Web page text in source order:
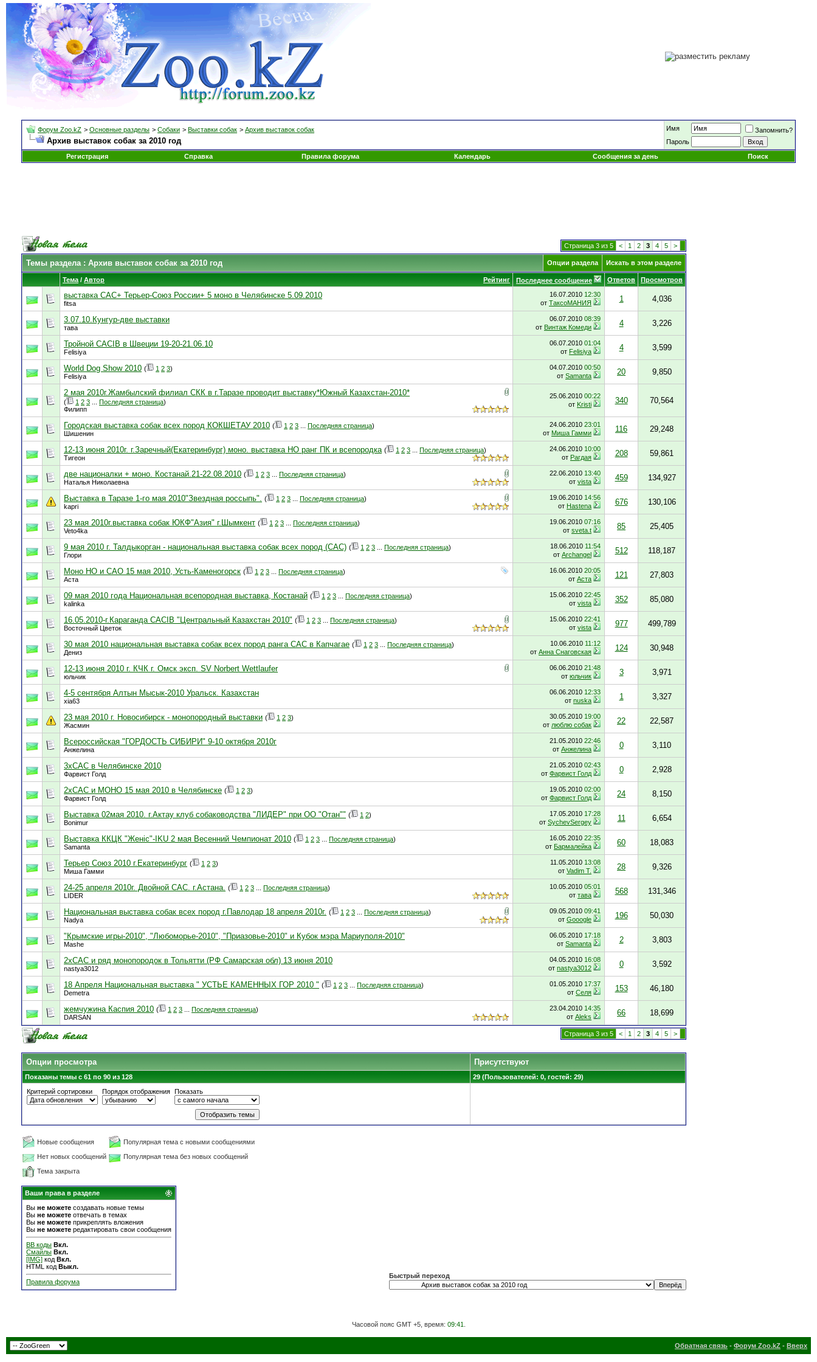
Форум Zoo.kZ > Основные разделы > Собаки > Выставки собак > Архив выставок собак
Архив выставок собак за 2010 год
Имя
Запомнить?
Пароль
Регистрация
Справка Правила форума Календарь Сообщения за день Поиск
Страница 3 из 5 < 1 2 3 4 5 >
Темы раздела: Архив выставок собак за 2010 год Опции раздела Искать в этом разделе
Рейтинг
Тема / Автор Последнее сообщение Ответов Просмотров
выставка САС+ Терьер-Союз России+ 5 моно в Челябинске 5.09.2010
fitsa
16.07.2010 12:30
от ТаксоМАНИЯ 1 4,036
3.07.10.Кунгур-две выставки
тава
06.07.2010 08:39
от Винтаж Комеди 4 3,226
Тройной CACIB в Швеции 19-20-21.06.10
Felisiya
06.07.2010 01:04
от Felisiya 4 3,599
World Dog Show 2010 ( 1 2 3)
Felisiya
04.07.2010 00:50
от Samanta 20 9,850
2 мая 2010г.Жамбылский филиал СКК в г.Таразе проводит выставку*Южный Казахстан-2010*
( 1 2 3 Последняя страница)
Филипп
25.06.2010 00:22
от Kristi 340 70,564
Городская выставка собак всех пород КОКШЕТАУ 2010 ( 1 2 3 Последняя страница)
Шишенин
24.06.2010 23:01
от Миша Гамми 116 29,248
12-13 июня 2010г. г.Заречный(Екатеринбург) моно. выставка НО ранг ПК и всепородка ( 1 2 3 Последняя страница)
Тигеон
24.06.2010 10:00
от Рагдая 208 59,861
две националки + моно. Костанай.21-22.08.2010 ( 1 2 3 Последняя страница)
Наталья Николаевна
22.06.2010 13:40
от vista 459 134,927
Выставка в Таразе 1-го мая 2010"Звездная россыпь". ( 1 2 3 Последняя страница)
kapri
19.06.2010 14:56
от Hastena 676 130,106
23 мая 2010г.выставка собак ЮКФ"Азия" г.Шымкент ( 1 2 3 Последняя страница)
Veto4ka
19.06.2010 07:16
от sveta.t 85 25,405
9 мая 2010 г. Талдыкорган - национальная выставка собак всех пород (САС) ( 1 2 3 Последняя страница)
Глори
18.06.2010 11:54
от Archangel 512 118,187
Моно НО и САО 15 мая 2010, Усть-Каменогорск ( 1 2 3 Последняя страница)
Аста
16.06.2010 20:05
от Аста 121 27,803
09 мая 2010 года Национальная всепородная выставка, Костанай ( 1 2 3 Последняя страница)
kalinka
15.06.2010 22:45
от vista 352 85,080
16.05.2010-г.Караганда CACIB "Центральный Казахстан 2010" ( 1 2 3 Последняя страница)
Восточный Цветок
15.06.2010 22:41
от vista 977 499,789
30 мая 2010 национальная выставка собак всех пород ранга САС в Капчагае ( 1 2 3 Последняя страница)
Дениз
10.06.2010 11:12
от Анна Снаговская 124 30,948
12-13 июня 2010 г. КЧК г. Омск эксп. SV Norbert Wettlaufer
юльчик
06.06.2010 21:48
от юльчик 3 3,971
4-5 сентября Алтын Мысык-2010 Уральск. Казахстан
xia63
06.06.2010 12:33
от nuska 1 3,327
23 мая 2010 г. Новосибирск - монопородный выставки ( 1 2 3)
Жасмин
30.05.2010 19:00
от люблю собак 22 22,587
Всероссийская "ГОРДОСТЬ СИБИРИ" 9-10 октября 2010г
Анжелина
21.05.2010 22:46
от Анжелина 0 3,110
3хСАС в Челябинске 2010
Фарвист Голд
21.05.2010 02:43
от Фарвист Голд 0 2,928
2хСАС и МОНО 15 мая 2010 в Челябинске ( 1 2 3)
Фарвист Голд
19.05.2010 02:00
от Фарвист Голд 24 8,150
Выставка 02мая 2010. г.Актау клуб собаководства "ЛИДЕР" при ОО "Отан"" ( 1 2)
Bonimur
17.05.2010 17:28
от SychevSergey 11 6,654
Выставка ККЦК "Женiс"-IKU 2 мая Весенний Чемпионат 2010 ( 1 2 3 Последняя страница)
Samanta
16.05.2010 22:35
от Бармалейка 60 18,083
Терьер Союз 2010 г.Екатеринбург ( 1 2 3)
Миша Гамми
11.05.2010 13:08
от Vadim T. 28 9,326
24-25 апреля 2010г. Двойной САС. г.Астана. ( 1 2 3 Последняя страница)
LIDER
10.05.2010 05:01
от тава 568 131,346
Национальная выставка собак всех пород г.Павлодар 18 апреля 2010г. ( 1 2 3 Последняя страница)
Nadya
09.05.2010 09:41
от Gooogle 196 50,030
"Крымские игры-2010", "Любоморье-2010", "Приазовье-2010" и Кубок мэра Мариуполя-2010"
Mashe
06.05.2010 17:18
от Samanta 2 3,803
2хСАС и ряд монопородок в Тольятти (РФ Самарская обл) 13 июня 2010
nastya3012
04.05.2010 16:08
от nastya3012 0 3,592
18 Апреля Национальная выставка " УСТЬЕ КАМЕННЫХ ГОР 2010 " ( 1 2 3 Последняя страница)
Demetra
01.05.2010 17:37
от Селя 153 46,180
жемчужина Каспия 2010 ( 1 2 3 Последняя страница)
DARSAN
23.04.2010 14:35
от Aleks 66 18,699
Страница 3 из 5 < 1 2 3 4 5 >
Опции просмотра Присутствуют
Показаны темы с 61 по 90 из 128
29 (Пользователей: 0, гостей: 29)
Критерий сортировки
Порядок отображения Показать
Новые сообщения
Популярная тема с новыми сообщениями
Нет новых сообщений
Популярная тема без новых сообщений
Тема закрыта
Ваши права в разделе
Вы не можете создавать новые темы
Вы не можете отвечать в темах
Вы не можете прикреплять вложения
Вы не можете редактировать свои сообщения
BB коды Вкл.
Смайлы Вкл.
[IMG] код Вкл.
HTML код Выкл.
Правила форума
Быстрый переход
Часовой пояс GMT +5, время: 09:41
Обратная связь - Форум Zoo.kZ - Вверх